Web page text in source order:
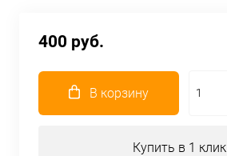
400 руб.
В корзину
Купить в 1 клик